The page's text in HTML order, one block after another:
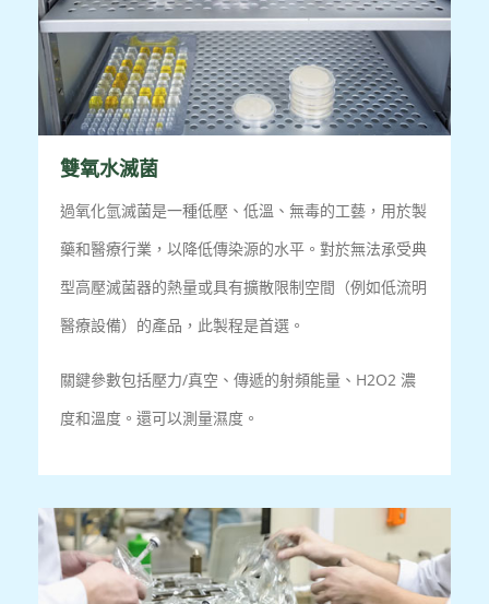
雙氧水滅菌
過氧化氫滅菌是一種低壓、低溫、無毒的工藝，用於製
藥和醫療行業，以降低傳染源的水平。對於無法承受典
型高壓滅菌器的熱量或具有擴散限制空間（例如低流明
醫療設備）的產品，此製程是首選。
關鍵參數包括壓力/真空、傳遞的射頻能量、H2O2 濃
度和溫度。還可以測量濕度。